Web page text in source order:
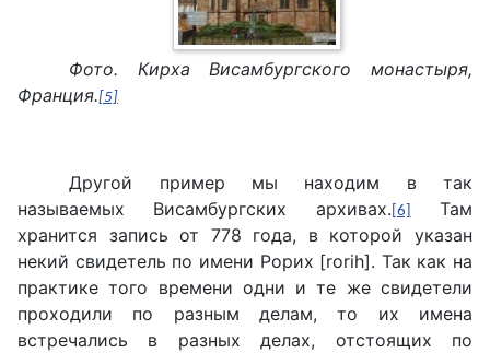
Фото. Кирха Висамбургского монастыря,
Франция.[5]
Другой пример мы находим в так
называемых Висамбургских архивах. [6]
Там
хранится запись от 778 года, в которой указан
некий свидетель по имени Рорих [rorih]. Так как на
практике того времени одни и те же свидетели
проходили по разным делам, то их имена
встречались в разных делах, отстоящих по